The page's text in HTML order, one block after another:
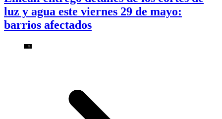
luz y agua este viernes 29 de mayo:
barrios afectados